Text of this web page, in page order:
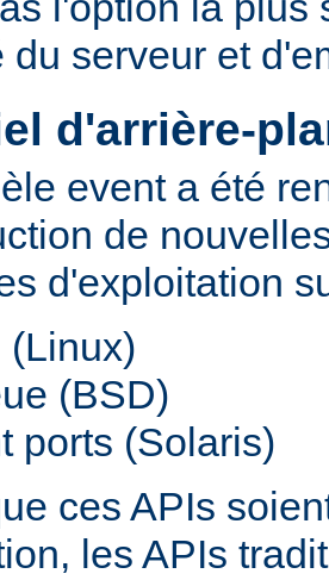
du serveur et
d'arrière-
event a été
de
d'exploitation
(Linux)
(BSD)
ports (Solaris)
ces APIs
les APIs